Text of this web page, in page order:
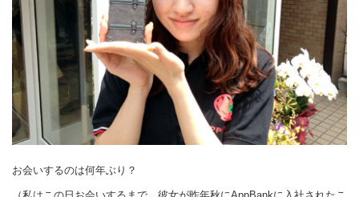
お会いするのは何年ぶり？